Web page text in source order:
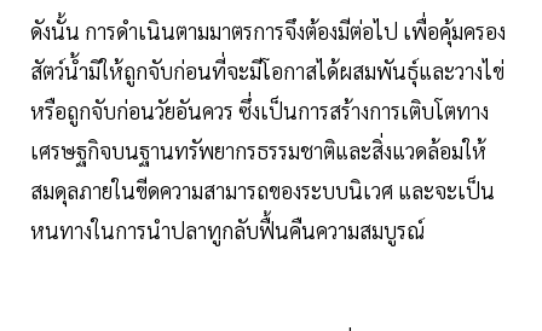
ดังนั้น การดำเนินตามมาตรการจึงต้องมีต่อไป เพื่อคุ้มครอง
สัตว์น้ำมิให้ถูกจับก่อนที่จะมีโอกาสได้ผสมพันธุ์และวางไข่
หรือถูกจับก่อนวัยอันควร ซึ่งเป็นการสร้างการเติบโตทาง
เศรษฐกิจบนฐานทรัพยากรธรรมชาติและสิ่งแวดล้อมให้
สมดุลภายในขีดความสามารถของระบบนิเวศ และจะเป็น
หนทางในการนำปลาทูกลับฟื้นคืนความสมบูรณ์